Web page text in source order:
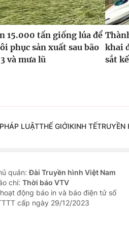
15.000 tấn giống lúa để
phục sản xuất sau bão
và mưa lũ
khai
sắt
PHÁP LUẬTTHẾ GIỚIKINH TẾTRUYỀN
quản:Đài Truyền hình Việt Nam
chí: Thời báo VTV
động báo in và báo điện tử số
cấp ngày 29/12/2023